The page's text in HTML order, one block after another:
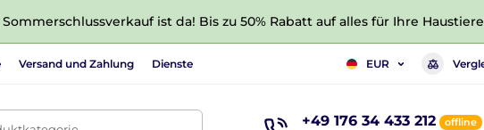
ist da! Bis zu 50% Rabatt auf alles für Ihre
Versand und Zahlung Dienste EUR
+49 176 34 433 212
offline